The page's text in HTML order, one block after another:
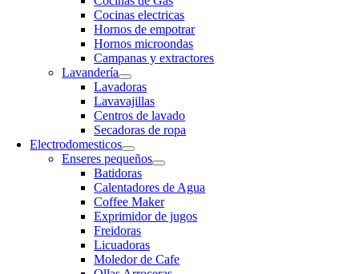
Cocinas electricas
Hornos de empotrar
Hornos microondas
Campanas y extractores
Lavandería
Lavadoras
Lavavajillas
Centros de lavado
Secadoras de ropa
Electrodomesticos
Enseres pequeños
Batidoras
Calentadores de Agua
Coffee Maker
Exprimidor de jugos
Freidoras
Licuadoras
Moledor de Cafe